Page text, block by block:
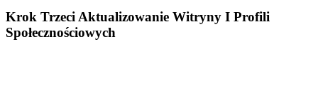
Krok Trzeci Aktualizowanie Witryny I Profili
Społecznościowych